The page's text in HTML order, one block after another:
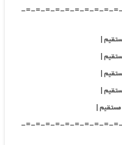
-=-=-=-=-=-=-=-=-=-
-=-=-=-=-=-=-=-=-=-